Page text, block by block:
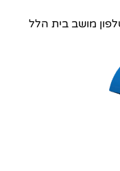
מושב בית הלל